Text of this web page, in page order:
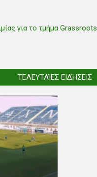
για το τμήμα Grassroots
ΤΕΛΕΥΤΑΊΕΣ ΕΙΔΉΣΕΙΣ